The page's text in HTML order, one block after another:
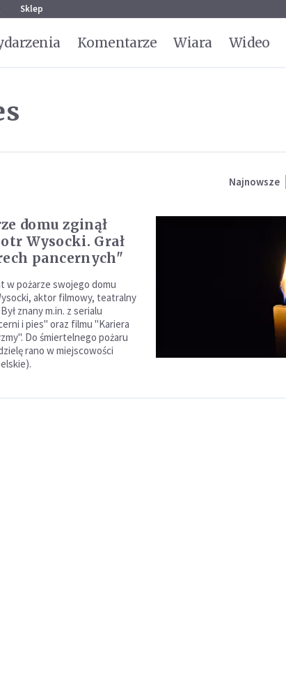
Sklep
Komentarze Wiara Wideo
Najnowsze
domu zginął
Wysocki. Grał
pancernych"
w pożarze swojego domu
aktor filmowy, teatralny
znany m.in. z serialu
i pies" oraz filmu "Kariera
Do śmiertelnego pożaru
rano w miejscowości